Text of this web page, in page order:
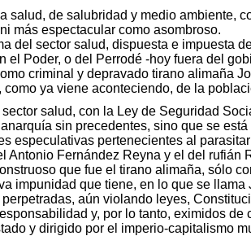
salud, de salubridad y medio ambiente,
más espectacular como asombroso.
del sector salud, dispuesta e impuesta
el Poder, o del Perrodé -hoy fuera del
criminal y depravado tirano alimaña
como ya viene aconteciendo, de la
sector salud, con la Ley de Seguridad
sin precedentes, sino que se
especulativas pertenecientes al
Antonio Fernández Reyna y el del
que fue el tirano alimaña, sólo
impunidad que tiene, en lo que se
aún violando leyes,
y, por lo tanto, eximidos
y dirigido por el imperio-capitalismo